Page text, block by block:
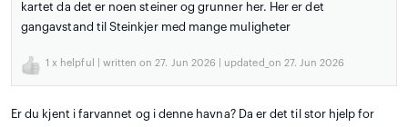
kartet da det er noen steiner og grunner her. Her er det
gangavstand til Steinkjer med mange muligheter
1 x helpful | written on 27. Jun 2026 | updated_on 27. Jun 2026
Er du kjent i farvannet og i denne havna? Da er det til stor hjelp for